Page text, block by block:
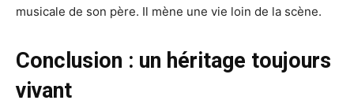
musicale de son père. Il mène une vie loin de la scène.
Conclusion : un héritage toujours
vivant